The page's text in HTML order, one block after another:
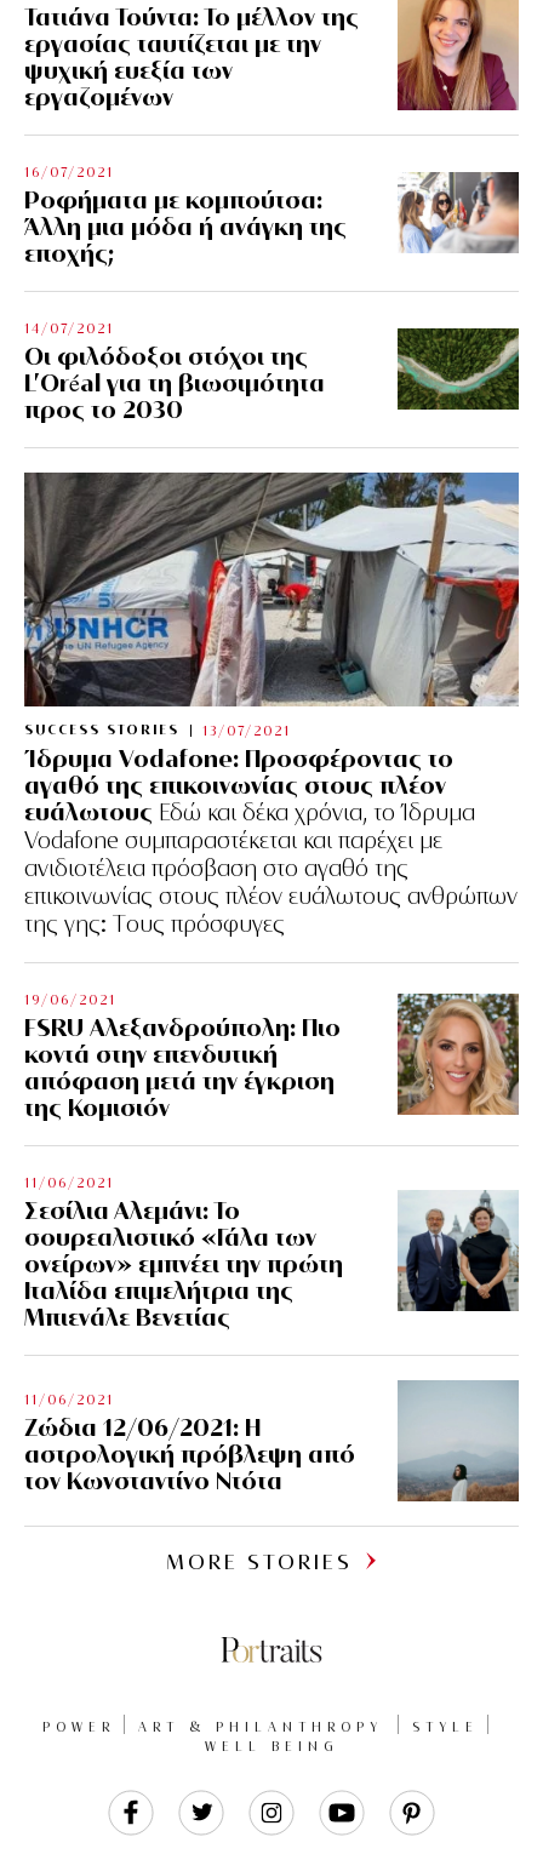
Τατιάνα Τούντα: Το μέλλον της
εργασίας ταυτίζεται με την
ψυχική ευεξία των
εργαζομένων
16/07/2021
Ροφήματα με κομπούτσα:
Άλλη μια μόδα ή ανάγκη της
εποχής;
14/07/2021
Οι φιλόδοξοι στόχοι της
L’Oréal για τη βιωσιμότητα
προς το 2030
SUCCESS STORIES 13/07/2021
Ίδρυμα Vodafone: Προσφέροντας το
αγαθό της επικοινωνίας στους πλέον
ευάλωτους Εδώ και δέκα χρόνια, το Ίδρυμα
Vodafone συμπαραστέκεται και παρέχει με
ανιδιοτέλεια πρόσβαση στο αγαθό της
επικοινωνίας στους πλέον ευάλωτους ανθρώπων
της γης: Tους πρόσφυγες
19/06/2021
FSRU Αλεξανδρούπολη: Πιο
κοντά στην επενδυτική
απόφαση μετά την έγκριση
της Κομισιόν
11/06/2021
Σεσίλια Αλεμάνι: Το
σουρεαλιστικό «Γάλα των
ονείρων» εμπνέει την πρώτη
Ιταλίδα επιμελήτρια της
Μπιενάλε Βενετίας
11/06/2021
Ζώδια 12/06/2021: Η
αστρολογική πρόβλεψη από
τον Κωνσταντίνο Ντότα
MORE STORIES
POWER ART & PHILANTHROPY
STYLE
WELL BEING